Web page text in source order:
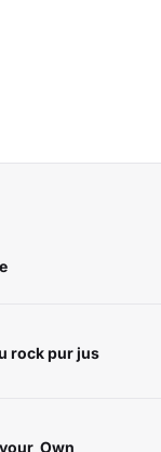
rock pur jus